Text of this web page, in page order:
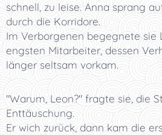
schnell, zu leise. Anna sprang
durch die Korridore.
Im Verborgenen begegnete sie
engsten Mitarbeiter, dessen
länger seltsam vorkam.
"Warum, Leon?" fragte sie, die
Enttäuschung.
Er wich zurück, dann kam die